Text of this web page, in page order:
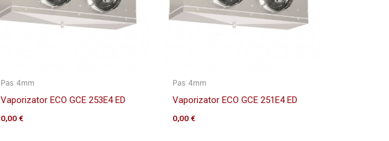
Pas 4mm
Vaporizator ECO GCE 253E4 ED
0,00€
Pas 4mm
Vaporizator ECO GCE 251E4 ED
0,00€